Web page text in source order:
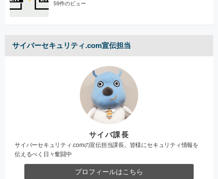
59件のビュー
サイバーセキュリティ.com宣伝担当
サイバ課長
サイバーセキュリティ.comの宣伝担当課長。皆様にセキュリティ情報を
伝えるべく日々奮闘中
プロフィールはこちら